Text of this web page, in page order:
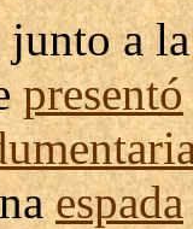
junto a
presentó
espada